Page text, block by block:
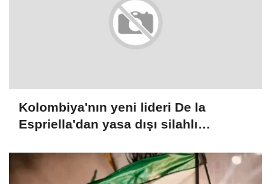
Kolombiya'nın yeni lideri De la
Espriella'dan yasa dışı silahlı